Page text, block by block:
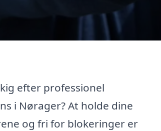
efter professionel
i Nørager? At holde dine
og fri for blokeringer er